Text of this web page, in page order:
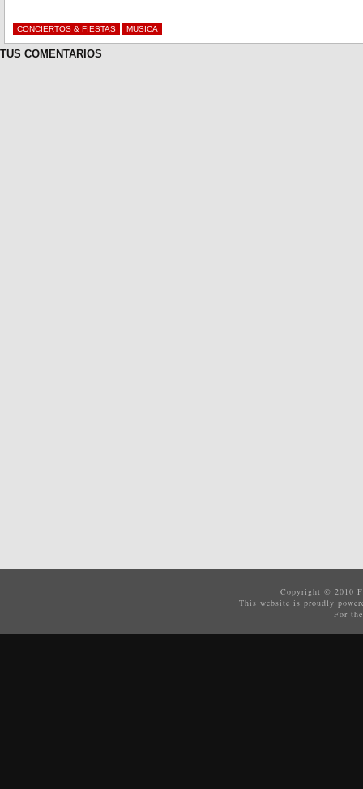
CONCIERTOS & FIESTAS MUSICA
TUS COMENTARIOS
Copyright © 2010
This website is proudly
For